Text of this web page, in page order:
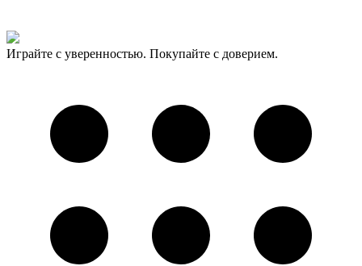
Играйте с уверенностью. Покупайте с доверием.